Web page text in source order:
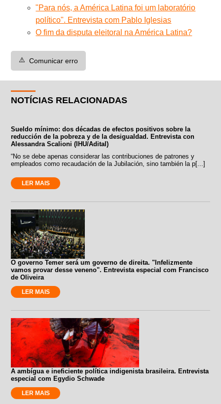
"Para nós, a América Latina foi um laboratório
político". Entrevista com Pablo Iglesias
O fim da disputa eleitoral na América Latina?
⚠️ Comunicar erro
NOTÍCIAS RELACIONADAS
Sueldo mínimo: dos décadas de efectos positivos sobre la
reducción de la pobreza y de la desigualdad. Entrevista con
Alessandra Scalioni (IHU/Adital)
“No se debe apenas considerar las contribuciones de patrones y
empleados como recaudación de la Jubilación, sino también la p[...]
LER MAIS
O governo Temer será um governo de direita. "Infelizmente
vamos provar desse veneno". Entrevista especial com Francisco
de Oliveira
LER MAIS
A ambígua e ineficiente política indigenista brasileira. Entrevista
especial com Egydio Schwade
LER MAIS